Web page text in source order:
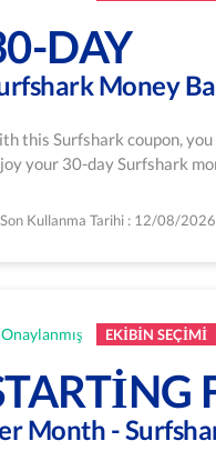
DAY
Money
this Surfshark coupon,
your 30-day Surfshark
Son Kullanma Tarihi : 12/08/2026
EKIBIN SEÇIMI
Month -